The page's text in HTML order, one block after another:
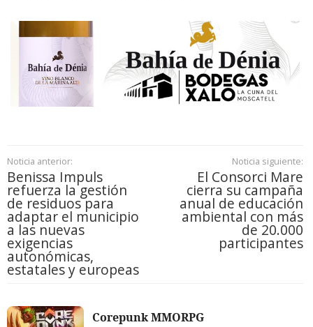
Noticia anterior:
Benissa Impuls
refuerza la gestión
de residuos para
adaptar el municipio
a las nuevas
exigencias
autonómicas,
estatales y europeas
Noticia siguiente:
El Consorci Mare
cierra su campaña
anual de educación
ambiental con más
de 20.000
participantes
Corepunk MMORPG